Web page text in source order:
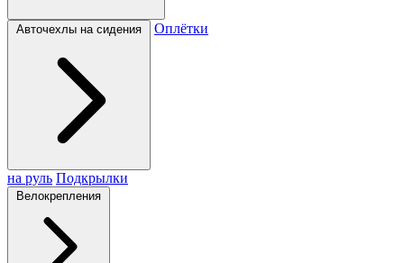
Авточехлы на сидения Оплётки
на руль Подкрылки
Велокрепления